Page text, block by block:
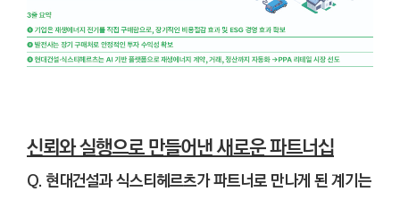
신뢰와 실행으로 만들어낸 새로운 파트너십
Q. 현대건설과 식스티헤르츠가 파트너로 만나게 된 계기는